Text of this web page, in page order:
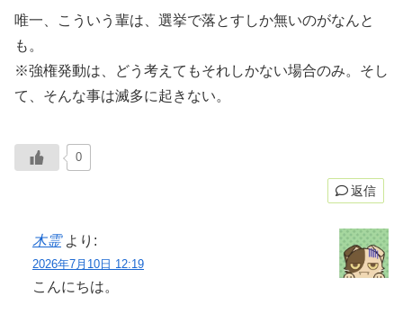
唯一、こういう輩は、選挙で落とすしか無いのがなんと
も。
※強権発動は、どう考えてもそれしかない場合のみ。そし
て、そんな事は滅多に起きない。
0
返信
木霊 より:
2026年7月10日 12:19
こんにちは。